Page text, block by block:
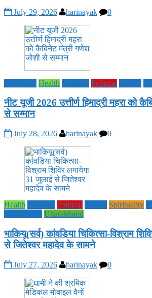
July 29, 2026 harinayak 0
Health Political
नीट यूजी 2026 उत्तीर्ण हिमाद्री महरा को
से सम्मान
July 28, 2026 harinayak 0
Health Political Spirituality
Uttarakhand
भाकियू(सर्व) कांवडिया चिकित्सा-विश्राम
से जितेश्वर महादेव के सामने
July 27, 2026 harinayak 0